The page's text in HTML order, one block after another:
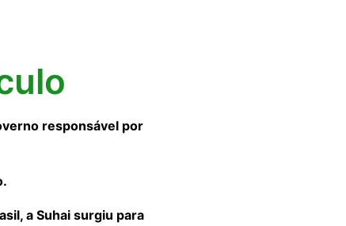
responsável por
a Suhai surgiu para